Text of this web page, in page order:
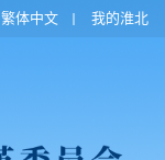
繁体中文 我的淮北